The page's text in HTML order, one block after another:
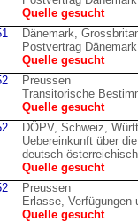
Quelle gesucht
Dänemark,
Postvertrag
Quelle gesucht
Preussen
Transitorische
Quelle gesucht
DÖPV, Schweiz,
Uebereinkunft über
deutsch-
Quelle gesucht
Preussen
Erlasse,
Quelle gesucht